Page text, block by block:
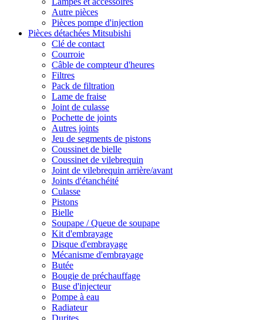
Autre pièces
Pièces pompe d'injection
Pièces détachées Mitsubishi
Clé de contact
Courroie
Câble de compteur d'heures
Filtres
Pack de filtration
Lame de fraise
Joint de culasse
Pochette de joints
Autres joints
Jeu de segments de pistons
Coussinet de bielle
Coussinet de vilebrequin
Joint de vilebrequin arrière/avant
Joints d'étanchéité
Culasse
Pistons
Bielle
Soupape / Queue de soupape
Kit d'embrayage
Disque d'embrayage
Mécanisme d'embrayage
Butée
Bougie de préchauffage
Buse d'injecteur
Pompe à eau
Radiateur
Durites